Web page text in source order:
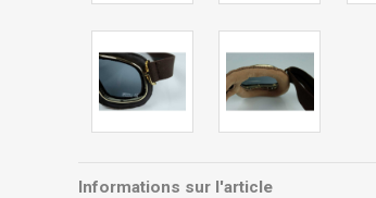
Informations sur l'article